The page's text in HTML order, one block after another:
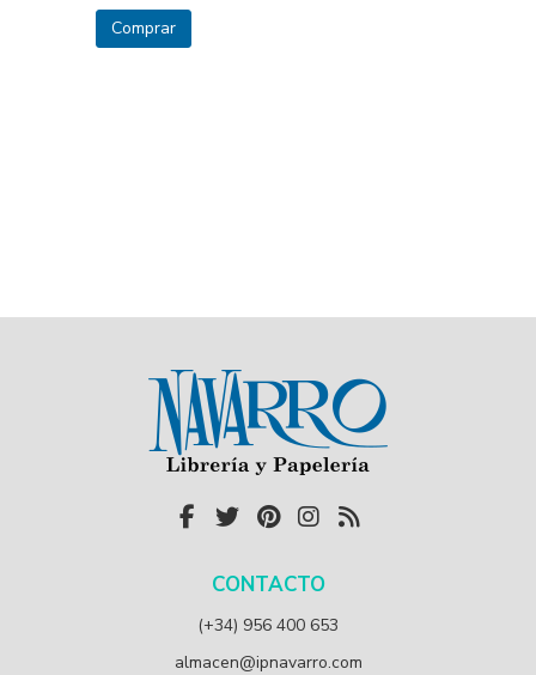
Comprar
CONTACTO
(+34) 956 400 653
almacen@ipnavarro.com